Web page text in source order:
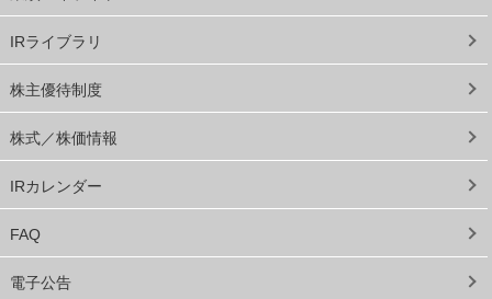
IRライブラリ
株主優待制度
株式／株価情報
IRカレンダー
FAQ
電子公告